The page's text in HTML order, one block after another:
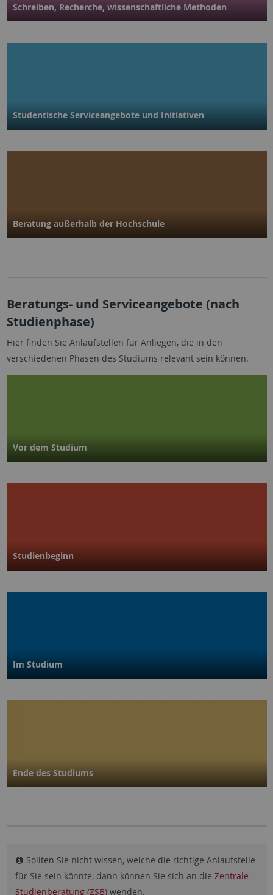
Schreiben, Recherche, wissen­schaftliche Methoden
Studentische Service­angebote und Initiativen
Beratung außerhalb der Hochschule
Beratungs- und Serviceangebote (nach
Studienphase)
Hier finden Sie Anlaufstellen für Anliegen, die in den
verschiedenen Phasen des Studiums relevant sein können.
Vor dem Studium
Studienbeginn
Im Studium
Ende des Studiums
Sollten Sie nicht wissen, welche die richtige Anlaufstelle
für Sie sein könnte, dann können Sie sich an die Zentrale
Studienberatung (ZSB)wenden.